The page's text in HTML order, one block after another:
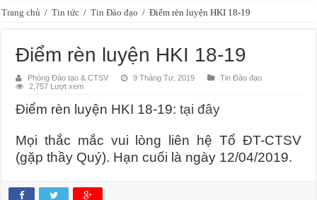
Trang chủ / Tin tức / Tin Đào đạo / Điểm rèn luyện HKI 18-19
Điểm rèn luyện HKI 18-19
Phòng Đào tạo & CTSV 9 Tháng Tư, 2019
Tin Đào đạo
2,757 Lượt xem
Điểm rèn luyện HKI 18-19: tại đây
Mọi thắc mắc vui lòng liên hệ Tổ ĐT-CTSV
(gặp thầy Quý). Hạn cuối là ngày 12/04/2019.